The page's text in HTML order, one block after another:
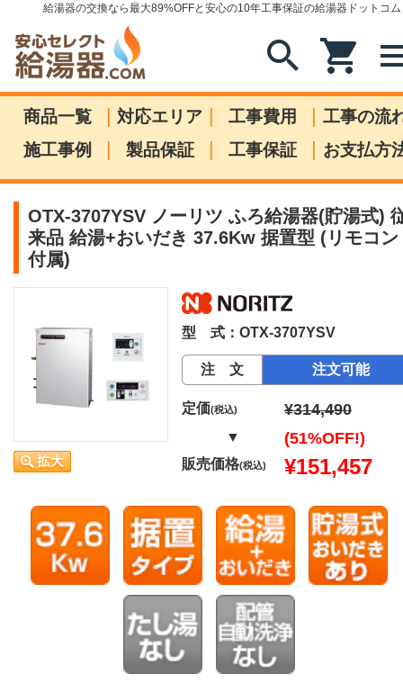
給湯器の交換なら最大89%OFFと安心の10年工事保証の給湯器ドットコム
search shopping_cart
商品一覧 | 対応エリア | 工事費用 | 工事の流
施工事例
| 製品保証 | 工事保証 | お支払方
OTX-3707YSV ノーリツ ふろ給湯器(貯湯式)
来品 給湯+おいだき 37.6Kw 据置型 (リモコン
付属)
型 式：OTX-3707YSV
注 文 注文可能
定価(税込) ¥314,490
▼ (51%OFF!)
販売価格(税込) ¥151,457